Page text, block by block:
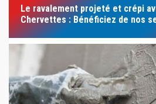
Le ravalement projeté et crépi
Chervettes : Bénéficiez de nos